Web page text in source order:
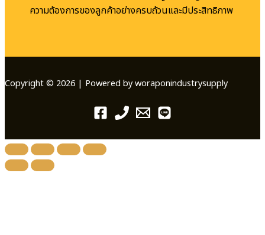
ความต้องการของลูกค้าอย่างครบถ้วนและมีประสิทธิภาพ
Copyright © 2026 | Powered by woraponindustrysupply